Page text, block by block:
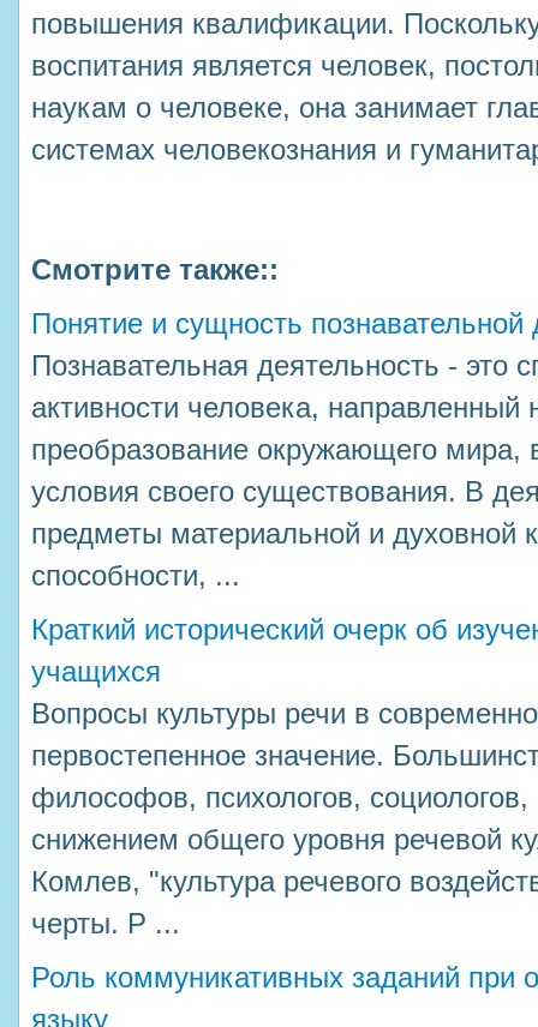
повышения квалификации.
воспитания является человек,
наукам о человеке, она занимает
системах человекознания и
Смотрите также::
Понятие и сущность
Познавательная деятельность - это
активности человека, направленный
преобразование окружающего мира,
условия своего существования. В
предметы материальной и духовной
способности, ...
Краткий исторический очерк об
учащихся
Вопросы культуры речи в
первостепенное значение.
философов, психологов, социологов,
снижением общего уровня речевой
Комлев, "культура речевого
черты. Р ...
Роль коммуникативных заданий при
языку